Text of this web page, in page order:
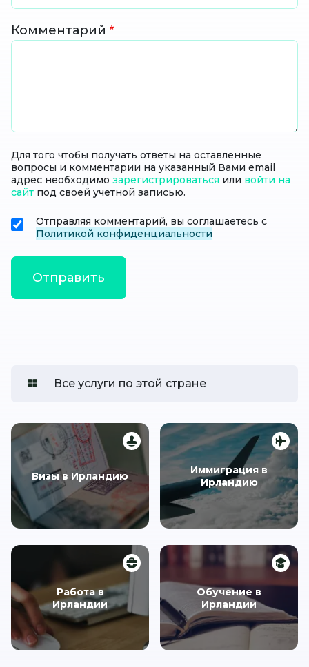
Комментарий
Для того чтобы получать ответы на оставленные
вопросы и комментарии на указанный Вами email
адрес необходимо зарегистрироваться или войти на
сайт под своей учетной записью.
Отправляя комментарий, вы соглашаетесь с
Политикой конфиденциальности
Все услуги по этой стране
Визы в Ирландию
Иммиграция в
Ирландию
Работа в
Ирландии
Обучение в
Ирландии